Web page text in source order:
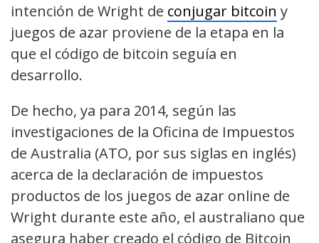
intención de Wright de conjugar bitcoin y
juegos de azar proviene de la etapa en la
que el código de bitcoin seguía en
desarrollo.
De hecho, ya para 2014, según las
investigaciones de la Oficina de Impuestos
de Australia (ATO, por sus siglas en inglés)
acerca de la declaración de impuestos
productos de los juegos de azar online de
Wright durante este año, el australiano que
asegura haber creado el código de Bitcoin